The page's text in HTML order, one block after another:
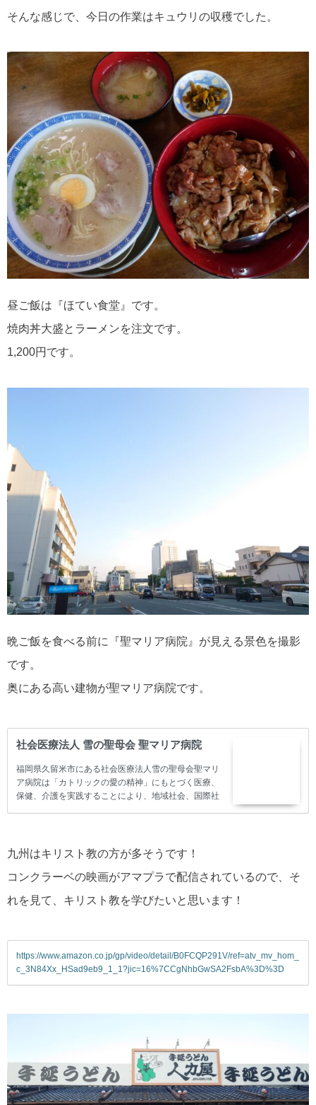
そんな感じで、今日の作業はキュウリの収穫でした。
昼ご飯は『ほてい食堂』です。
焼肉丼大盛とラーメンを注文です。
1,200円です。
晩ご飯を食べる前に『聖マリア病院』が見える景色を撮影
です。
奥にある高い建物が聖マリア病院です。
社会医療法人 雪の聖母会 聖マリア病院
福岡県久留米市にある社会医療法人雪の聖母会聖マリ
ア病院は「カトリックの愛の精神」にもとづく医療、
保健、介護を実践することにより、地域社会、国際社
九州はキリスト教の方が多そうです！
コンクラーベの映画がアマプラで配信されているので、そ
れを見て、キリスト教を学びたいと思います！
https://www.amazon.co.jp/gp/video/detail/B0FCQP291V/ref=atv_mv_hom_
c_3N84Xx_HSad9eb9_1_1?jic=16%7CCgNhbGwSA2FsbA%3D%3D